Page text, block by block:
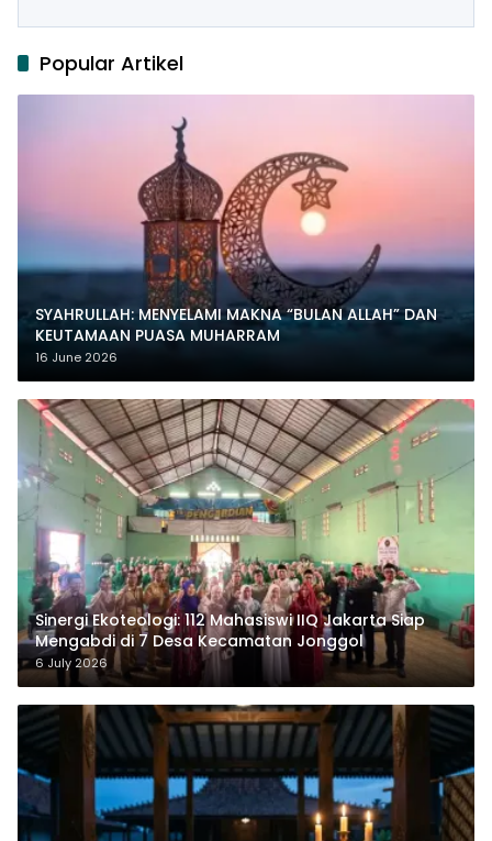
Popular Artikel
SYAHRULLAH: MENYELAMI MAKNA “BULAN ALLAH” DAN
KEUTAMAAN PUASA MUHARRAM
16 June 2026
‎Sinergi Ekoteologi: 112 Mahasiswi IIQ Jakarta Siap
Mengabdi di 7 Desa Kecamatan Jonggol
6 July 2026